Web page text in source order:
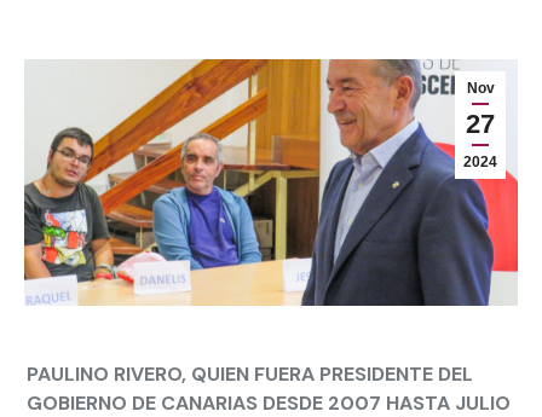
Nov
27
2024
PAULINO RIVERO, QUIEN FUERA PRESIDENTE DEL
GOBIERNO DE CANARIAS DESDE 2007 HASTA JULIO